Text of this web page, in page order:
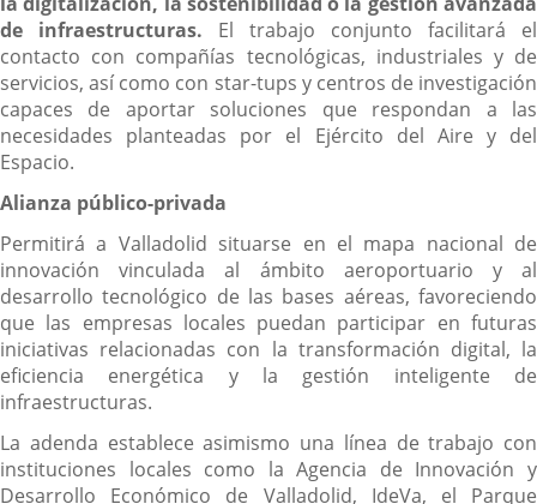
de infraestructuras. El trabajo conjunto facilitará el
contacto con compañías tecnológicas, industriales y de
servicios, así como con star-tups y centros de investigación
capaces de aportar soluciones que respondan a las
necesidades planteadas por el Ejército del Aire y del
Espacio.
Alianza público-privada
Permitirá a Valladolid situarse en el mapa nacional de
innovación vinculada al ámbito aeroportuario y al
desarrollo tecnológico de las bases aéreas, favoreciendo
que las empresas locales puedan participar en futuras
iniciativas relacionadas con la transformación digital, la
eficiencia energética y la gestión inteligente de
infraestructuras.
La adenda establece asimismo una línea de trabajo con
instituciones locales como la Agencia de Innovación y
Desarrollo Económico de Valladolid, IdeVa, el Parque